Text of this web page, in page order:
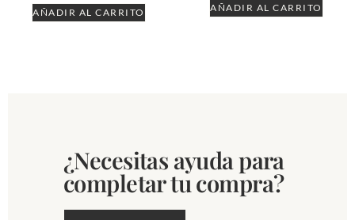
AÑADIR AL CARRITO AÑADIR AL CARRITO
¿Necesitas ayuda para
completar tu compra?